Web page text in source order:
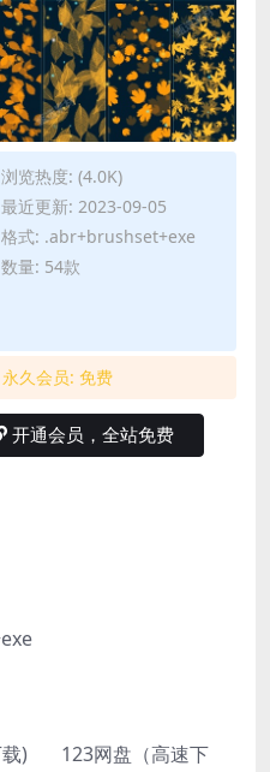
浏览热度: (4.0K)
最近更新: 2023-09-05
格式: .abr+brushset+exe
数量: 54款
永久会员: 免费
开通会员，全站免费
载) 123网盘（高速下